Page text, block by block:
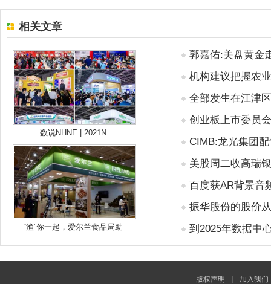
相关文章
数说NHNE | 2021N
“渔”你一起，爱尔兰食品局助
郭嘉佑:美盘黄金
机构建议把握农
全部发生在江津
创业板上市委员
CIMB:龙光集团
美股周二收高瑞
百度获AR背景音
振华股份的股价
到2025年数据中
版权声明 | 加入我们